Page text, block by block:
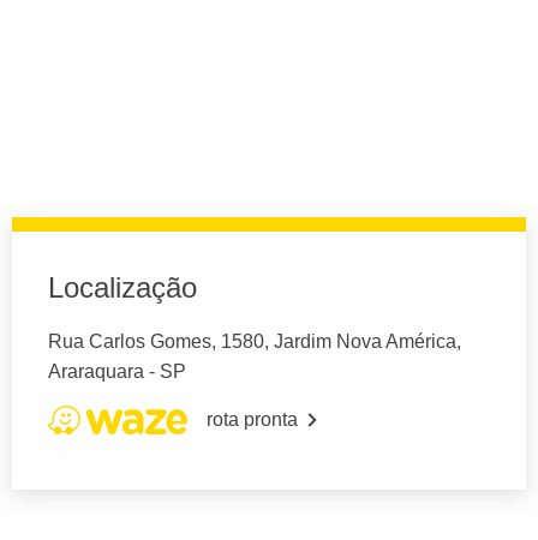
Localização
Rua Carlos Gomes, 1580, Jardim Nova América,
Araraquara - SP
rota pronta